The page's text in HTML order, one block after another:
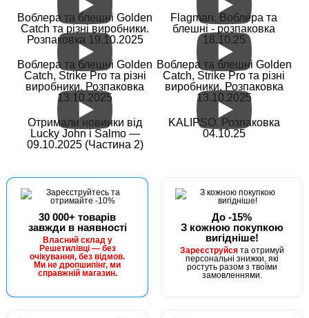
Воблера та блешні Golden
Catch та різні виробники.
Розпаковка 19.10.2025
Flagman. Воблера та
блешні - розпаковка
18.10.25
Воблера та блешні Golden
Catch, Strike Pro та різні
виробники. Розпаковка
13.10.2025
Воблера та блешні Golden
Catch, Strike Pro та різні
виробники. Розпаковка
13.10.2025
Отримали новинки від
Lucky John і Salmo —
09.10.2025 (Частина 2)
KALIPSO. Розпаковка
04.10.25
30 000+ товарів
завжди в наявності
Власний склад у
Решетилівці — без
очікування, без відмов.
Ми не дропшипінг, ми
справжній магазин.
До -15%
З кожною покупкою
вигідніше!
Зареєструйсята отримуй
персональні знижки, які
ростуть разом з твоїми
замовленнями.